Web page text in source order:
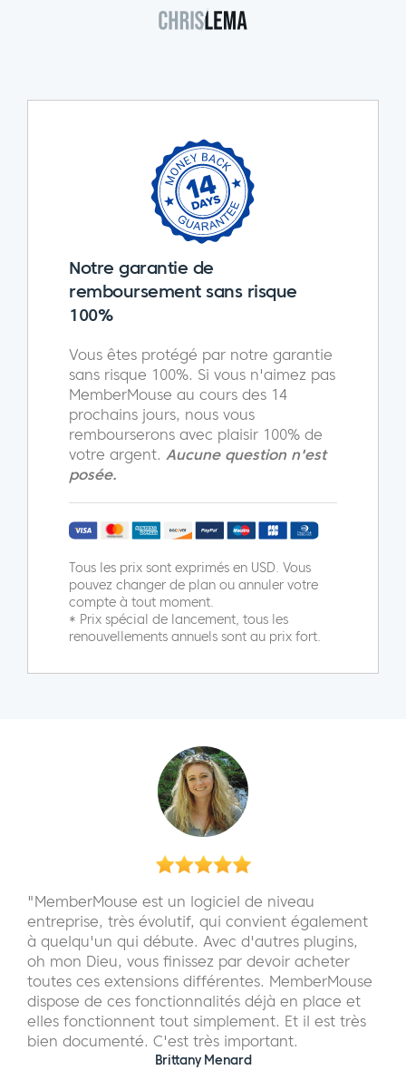
Notre garantie de
remboursement sans risque
100%
Vous êtes protégé par notre garantie
sans risque 100%. Si vous n'aimez pas
MemberMouse au cours des 14
prochains jours, nous vous
rembourserons avec plaisir 100% de
votre argent. Aucune question n'est
posée.
Tous les prix sont exprimés en USD. Vous
pouvez changer de plan ou annuler votre
compte à tout moment.
* Prix spécial de lancement, tous les
renouvellements annuels sont au prix fort.
"MemberMouse est un logiciel de niveau
entreprise, très évolutif, qui convient également
à quelqu'un qui débute. Avec d'autres plugins,
oh mon Dieu, vous finissez par devoir acheter
toutes ces extensions différentes. MemberMouse
dispose de ces fonctionnalités déjà en place et
elles fonctionnent tout simplement. Et il est très
bien documenté. C'est très important.
Brittany Menard